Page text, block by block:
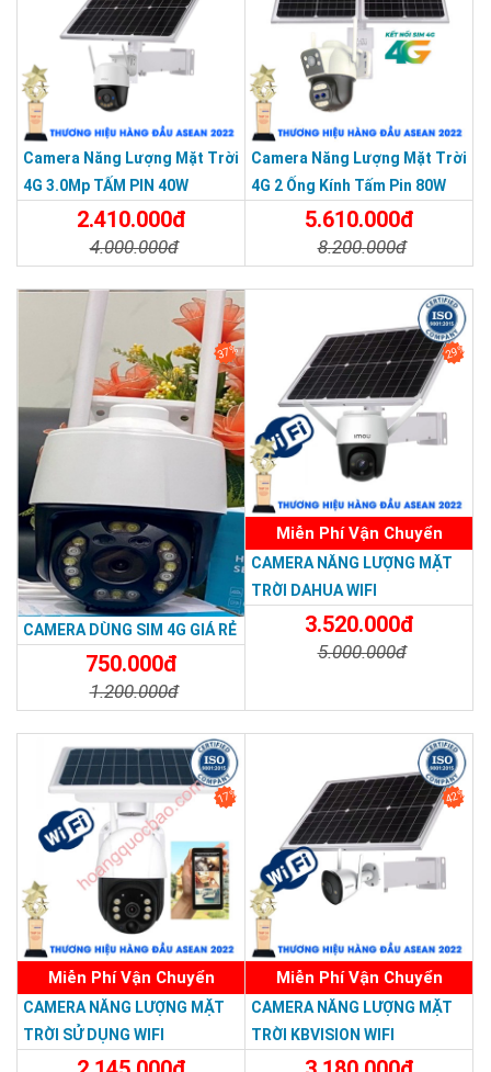
SẢN PHẨM CHẤT LƯỢNG - DỊCH VỤ TIN DÙNG LẦN VII - 2020
Camera Năng Lượng Mặt Trời
4G 3.0Mp TẤM PIN 40W
2.410.000đ
4.000.000đ
Camera Năng Lượng Mặt Trời
4G 2 Ống Kính Tấm Pin 80W
5.610.000đ
8.200.000đ
37%
CAMERA DÙNG SIM 4G GIÁ RẺ
750.000đ
1.200.000đ
29%
Miễn Phí Vận Chuyển
CAMERA NĂNG LƯỢNG MẶT
TRỜI DAHUA WIFI
3.520.000đ
5.000.000đ
17%
Miễn Phí Vận Chuyển
CAMERA NĂNG LƯỢNG MẶT
TRỜI SỬ DỤNG WIFI
42%
Miễn Phí Vận Chuyển
CAMERA NĂNG LƯỢNG MẶT
TRỜI KBVISION WIFI